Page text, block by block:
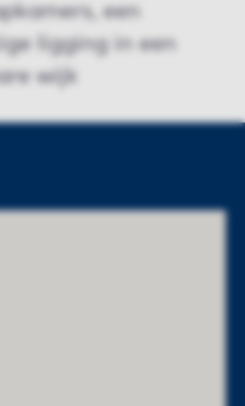
een
ligging in een
wijk